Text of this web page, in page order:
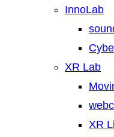
InnoLab
XR Lab
XR